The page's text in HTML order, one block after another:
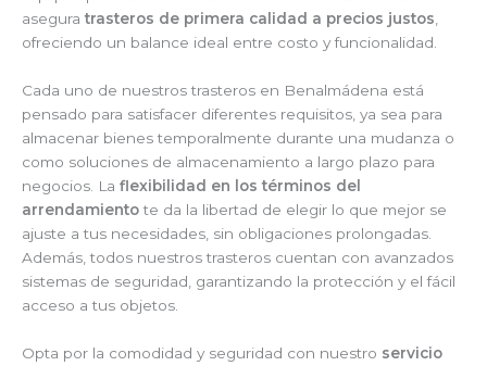
aseguratrasteros de primera calidad a precios justos,
ofreciendo un balance ideal entre costo y funcionalidad.
Cada uno de nuestros trasteros en Benalmádena está
pensado para satisfacer diferentes requisitos, ya sea para
almacenar bienes temporalmente durante una mudanza o
como soluciones de almacenamiento a largo plazo para
negocios. La flexibilidad en los términos del
arrendamientote da la libertad de elegir lo que mejor se
ajuste a tus necesidades, sin obligaciones prolongadas.
Además, todos nuestros trasteros cuentan con avanzados
sistemas de seguridad, garantizando la protección y el fácil
acceso a tus objetos.
Opta por la comodidad y seguridad con nuestro servicio